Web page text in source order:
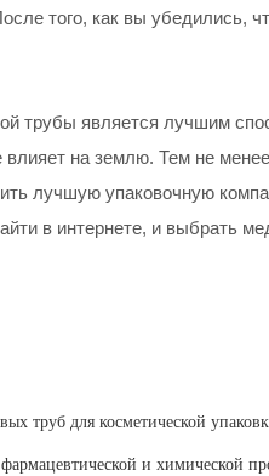
того, как вы убедились,
трубы является лучшим
на землю. Тем не
лучшую упаковочную
в интернете, и выбрать
труб для косметической
и химической